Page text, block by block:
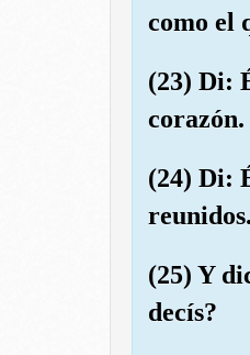
como el
(23) Di:
corazón.
(24) Di:
reunidos.
(25) Y
decís?